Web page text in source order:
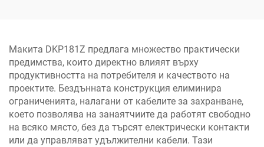
Макита DKP181Z предлага множество практически
предимства, които директно влияят върху
продуктивността на потребителя и качеството на
проектите. Бездънната конструкция елиминира
ограниченията, налагани от кабелите за захранване,
което позволява на занаятчиите да работят свободно
на всяко място, без да търсят електрически контакти
или да управляват удължителни кабели. Тази